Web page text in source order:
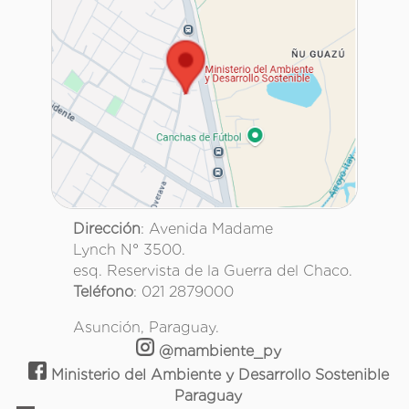
Dirección: Avenida Madame
Lynch N° 3500.
esq. Reservista de la Guerra del Chaco.
Teléfono: 021 2879000
Asunción, Paraguay.
@mambiente_py
Ministerio del Ambiente y Desarrollo Sostenible
Paraguay